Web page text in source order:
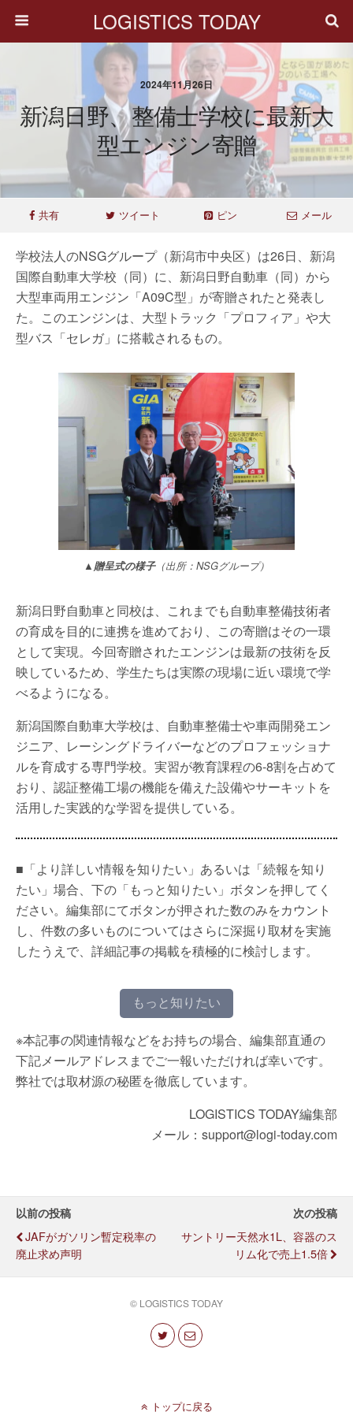
LOGISTICS TODAY
2024年11月26日
新潟日野、整備士学校に最新大
型エンジン寄贈
共有 ツイート ピン メール
学校法人のNSGグループ（新潟市中央区）は26日、新潟
国際自動車大学校（同）に、新潟日野自動車（同）から
大型車両用エンジン「A09C型」が寄贈されたと発表し
た。このエンジンは、大型トラック「プロフィア」や大
型バス「セレガ」に搭載されるもの。
▲贈呈式の様子（出所：NSGグループ）
新潟日野自動車と同校は、これまでも自動車整備技術者
の育成を目的に連携を進めており、この寄贈はその一環
として実現。今回寄贈されたエンジンは最新の技術を反
映しているため、学生たちは実際の現場に近い環境で学
べるようになる。
新潟国際自動車大学校は、自動車整備士や車両開発エン
ジニア、レーシングドライバーなどのプロフェッショナ
ルを育成する専門学校。実習が教育課程の6-8割を占めて
おり、認証整備工場の機能を備えた設備やサーキットを
活用した実践的な学習を提供している。
■「より詳しい情報を知りたい」あるいは「続報を知り
たい」場合、下の「もっと知りたい」ボタンを押してく
ださい。編集部にてボタンが押された数のみをカウント
し、件数の多いものについてはさらに深掘り取材を実施
したうえで、詳細記事の掲載を積極的に検討します。
もっと知りたい
※本記事の関連情報などをお持ちの場合、編集部直通の
下記メールアドレスまでご一報いただければ幸いです。
弊社では取材源の秘匿を徹底しています。
LOGISTICS TODAY編集部
メール：support@logi-today.com
以前の投稿
JAFがガソリン暫定税率の
廃止求め声明
次の投稿
サントリー天然水1L、容器のス
リム化で売上1.5倍
© LOGISTICS TODAY
トップに戻る